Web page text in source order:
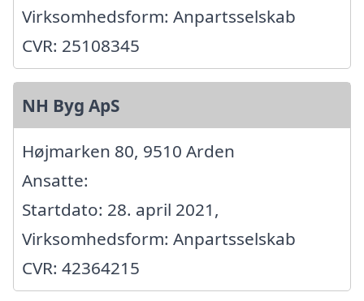
Virksomhedsform: Anpartsselskab
CVR: 25108345
NH Byg ApS
Højmarken 80, 9510 Arden
Ansatte:
Startdato: 28. april 2021,
Virksomhedsform: Anpartsselskab
CVR: 42364215